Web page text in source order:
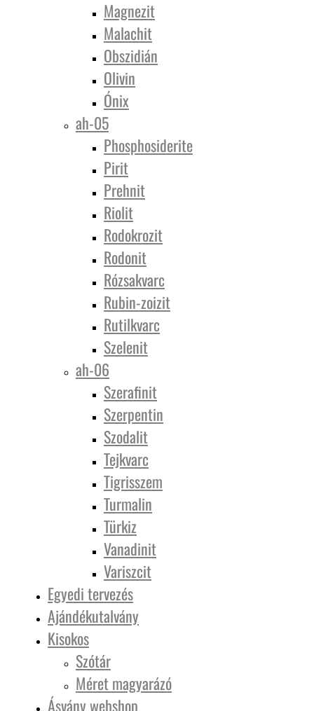
Magnezit
Malachit
Obszidián
Olivin
Ónix
ah-05
Phosphosiderite
Pirit
Prehnit
Riolit
Rodokrozit
Rodonit
Rózsakvarc
Rubin-zoizit
Rutilkvarc
Szelenit
ah-06
Szerafinit
Szerpentin
Szodalit
Tejkvarc
Tigrisszem
Turmalin
Türkiz
Vanadinit
Variszcit
Egyedi tervezés
Ajándékutalvány
Kisokos
Szótár
Méret magyarázó
Ásvány webshop